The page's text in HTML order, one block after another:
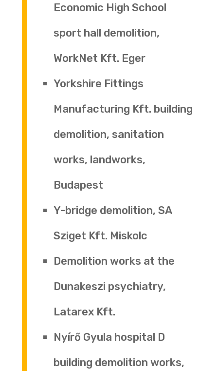
Economic High School
sport hall demolition,
WorkNet Kft. Eger
Yorkshire Fittings
Manufacturing Kft. building
demolition, sanitation
works, landworks,
Budapest
Y-bridge demolition, SA
Sziget Kft. Miskolc
Demolition works at the
Dunakeszi psychiatry,
Latarex Kft.
Nyírő Gyula hospital D
building demolition works,